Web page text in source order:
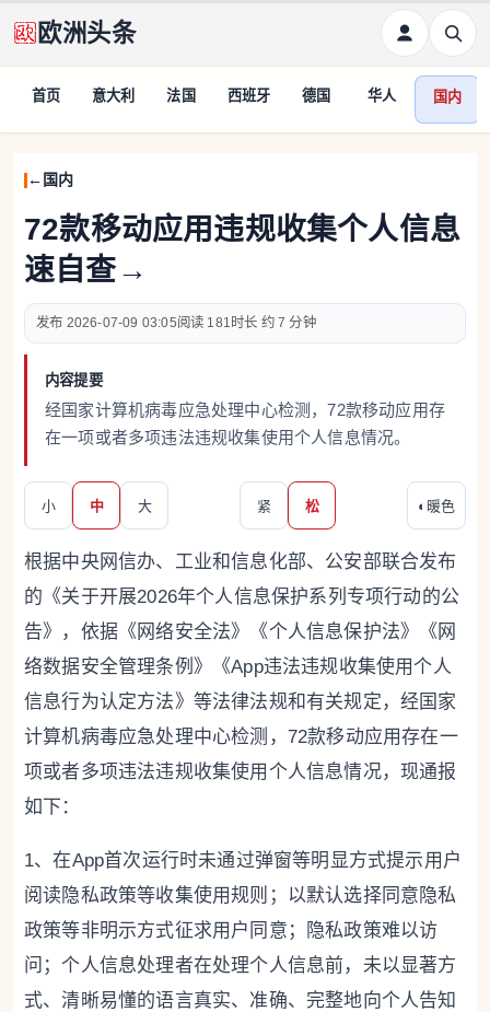
欧洲头条
首页 意大利 法国 西班牙 德国 华人 国内
国内
72款移动应用违规收集个人信息
速自查→
2026-07-09 03:05 181 约 7 分钟
内容提要
经国家计算机病毒应急处理中心检测，72款移动应用存
在一项或者多项违法违规收集使用个人信息情况。
小 中 大 紧 松 ◐ 暖色
根据中央网信办、工业和信息化部、公安部联合发布
的《关于开展2026年个人信息保护系列专项行动的公
告》，依据《网络安全法》《个人信息保护法》《网
络数据安全管理条例》《App违法违规收集使用个人
信息行为认定方法》等法律法规和有关规定，经国家
计算机病毒应急处理中心检测，72款移动应用存在一
项或者多项违法违规收集使用个人信息情况，现通报
如下：
1、在App首次运行时未通过弹窗等明显方式提示用户
阅读隐私政策等收集使用规则；以默认选择同意隐私
政策等非明示方式征求用户同意；隐私政策难以访
问；个人信息处理者在处理个人信息前，未以显著方
式、清晰易懂的语言真实、准确、完整地向个人告知